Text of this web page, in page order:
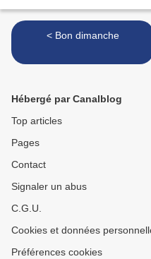
< Bon dimanche
Hébergé par Canalblog
Top articles
Pages
Contact
Signaler un abus
C.G.U.
Cookies et données
Préférences cookies